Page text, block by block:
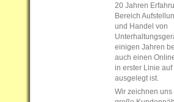
20 Jahren
Bereich
und Handel von
einigen Jahren
auch einen
in erster Linie
ausgelegt ist.
Wir zeichnen uns